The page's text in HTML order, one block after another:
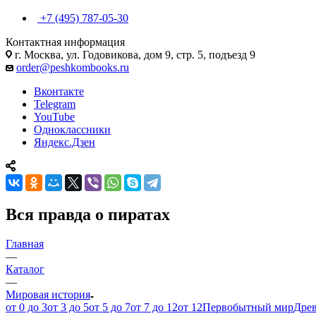
+7 (495) 787-05-30
Контактная информация
г. Москва, ул. Годовикова, дом 9, стр. 5, подъезд 9
order@peshkombooks.ru
Вконтакте
Telegram
YouTube
Одноклассники
Яндекс.Дзен
Вся правда о пиратах
Главная
—
Каталог
—
Мировая история
от 0 до 3от 3 до 5от 5 до 7от 7 до 12от 12Первобытный мир